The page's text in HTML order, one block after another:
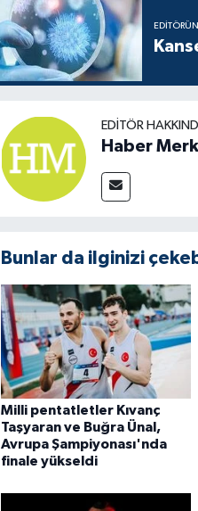
EDITÖR
Haber
Bunlar da ilginizi
Milli pentatletler Kıvanç
Taşyaran ve Buğra Ünal,
Avrupa Şampiyonası'nda
finale yükseldi